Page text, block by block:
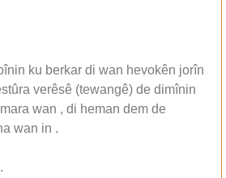
ku berkar di wan hevokên jorîn
verêsê (tewangê) de dimînin
wan , di heman dem de
wan in .